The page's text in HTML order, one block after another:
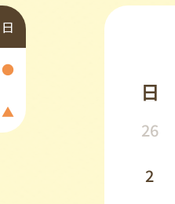
日
●
▲
日
26
2